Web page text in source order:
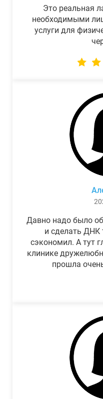
Это реальная
необходимыми
услуги для
Давно надо было
и сделать ДНК
сэкономил. А тут
клинике
прошла